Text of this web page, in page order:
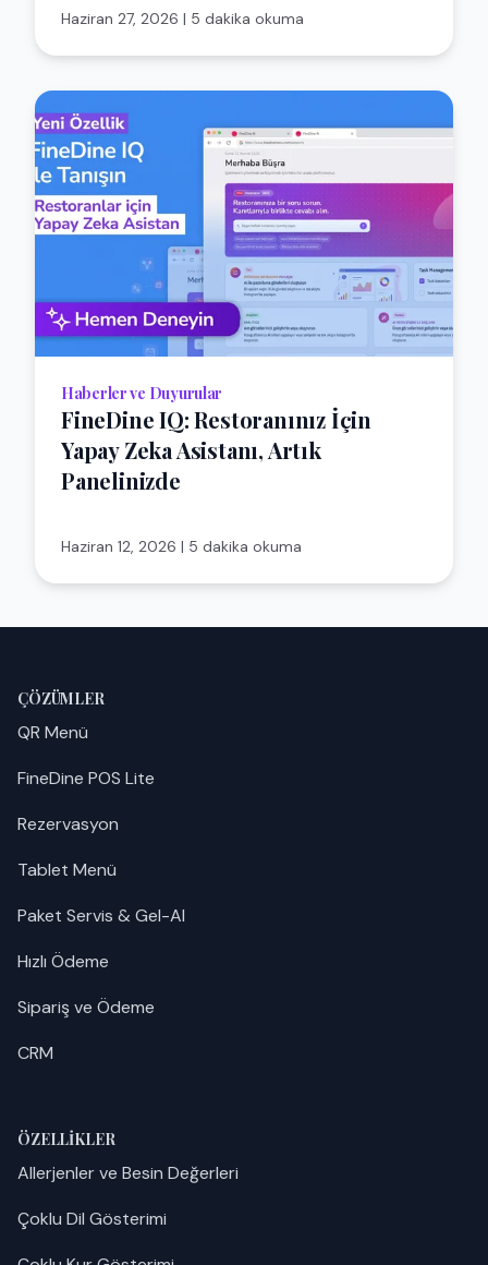
Haziran 27, 2026 | 5 dakika okuma
Haberler ve Duyurular
FineDine IQ: Restoranınız İçin
Yapay Zeka Asistanı, Artık
Panelinizde
Haziran 12, 2026 | 5 dakika okuma
ÇÖZÜMLER
QR Menü
FineDine POS Lite
Rezervasyon
Tablet Menü
Paket Servis & Gel-Al
Hızlı Ödeme
Sipariş ve Ödeme
CRM
ÖZELLIKLER
Allerjenler ve Besin Değerleri
Çoklu Dil Gösterimi